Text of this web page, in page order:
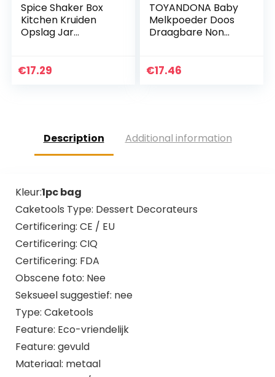
Spice Shaker Box
Kitchen Kruiden
Opslag Jar
Containers Koffie,
€17.29
TOYANDONA Baby
Melkpoeder Doos
Draagbare Non
Opbergdoos Met
€17.46
Description Additional information
Kleur:1pc bag
Caketools Type: Dessert Decorateurs
Certificering: CE / EU
Certificering: CIQ
Certificering: FDA
Obscene foto: Nee
Seksueel suggestief: nee
Type: Caketools
Feature: Eco-vriendelijk
Feature: gevuld
Materiaal: metaal